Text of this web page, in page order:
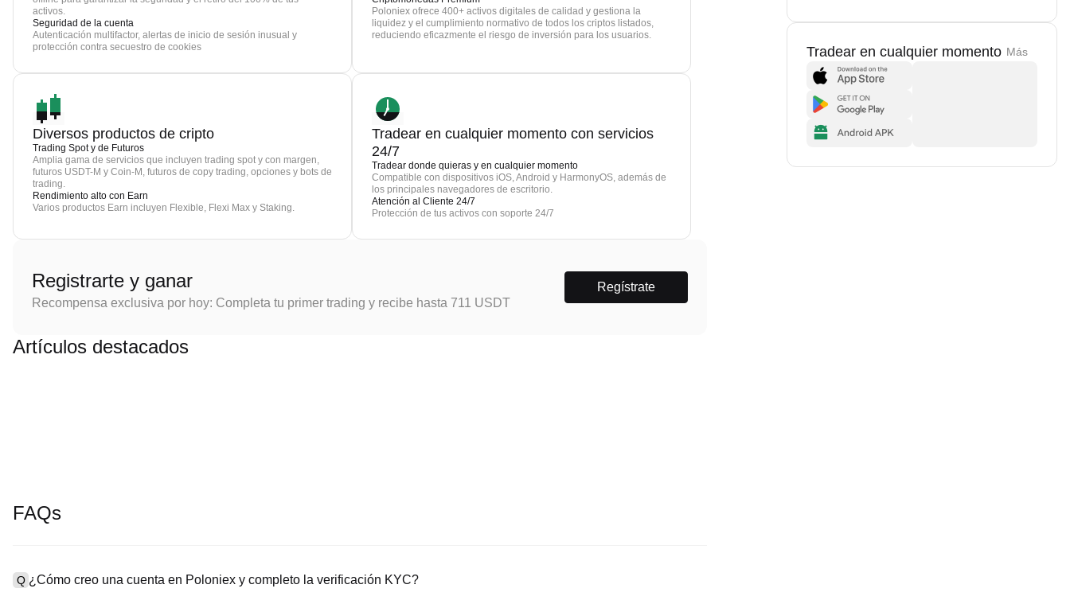
activos.
Seguridad de la cuenta
Autenticación multifactor, alertas de inicio de sesión inusual y
protección contra secuestro de cookies
Poloniex ofrece 400+ activos digitales de calidad y gestiona la
liquidez y el cumplimiento normativo de todos los criptos listados,
reduciendo eficazmente el riesgo de inversión para los usuarios.
Diversos productos de cripto
Trading Spot y de Futuros
Amplia gama de servicios que incluyen trading spot y con margen,
futuros USDT-M y Coin-M, futuros de copy trading, opciones y bots de
trading.
Rendimiento alto con Earn
Varios productos Earn incluyen Flexible, Flexi Max y Staking.
Tradear en cualquier momento con servicios
24/7
Tradear donde quieras y en cualquier momento
Compatible con dispositivos iOS, Android y HarmonyOS, además de
los principales navegadores de escritorio.
Atención al Cliente 24/7
Protección de tus activos con soporte 24/7
Registrarte y ganar
Recompensa exclusiva por hoy: Completa tu primer trading y recibe hasta 711 USDT
Regístrate
Artículos destacados
FAQs
Q ¿Cómo creo una cuenta en Poloniex y completo la verificación KYC?
Tradear en cualquier momento Más